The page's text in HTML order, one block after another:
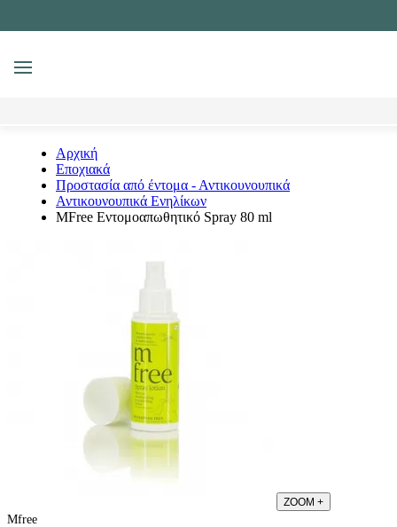
MENU
Αρχική
Εποχιακά
Προστασία από έντομα - Αντικουνουπικά
Αντικουνουπικά Ενηλίκων
MFree Εντομοαπωθητικό Spray 80 ml
ZOOM +
Mfree